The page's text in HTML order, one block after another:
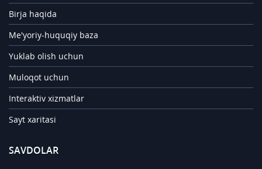
Birja haqida
Me'yoriy-huquqiy baza
Yuklab olish uchun
Muloqot uchun
Interaktiv xizmatlar
Sayt xaritasi
SAVDOLAR